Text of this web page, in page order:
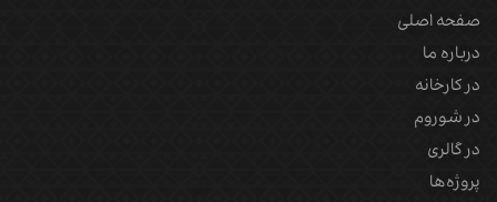
صفحه اصلی
درباره ما
در کارخانه
در شوروم
در گالری
پروژه‌‌ها